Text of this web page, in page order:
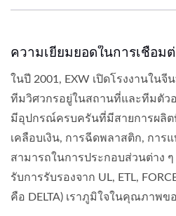
ความเยี่ยมยอดในการเชื่อม
ในปี 2001, EXW เปิดโรงงานในจี
ทีมวิศวกรอยู่ในสถานที่และทีมตัว
มีอุปกรณ์ครบครันที่มีสายการผลิต
เคลือบเงิน, การฉีดพลาสติก, การ
สามารถในการประกอบส่วนต่าง
รับการรับรองจาก UL, ETL,
คือ DELTA) เราภูมิใจในคุณภาพขอ